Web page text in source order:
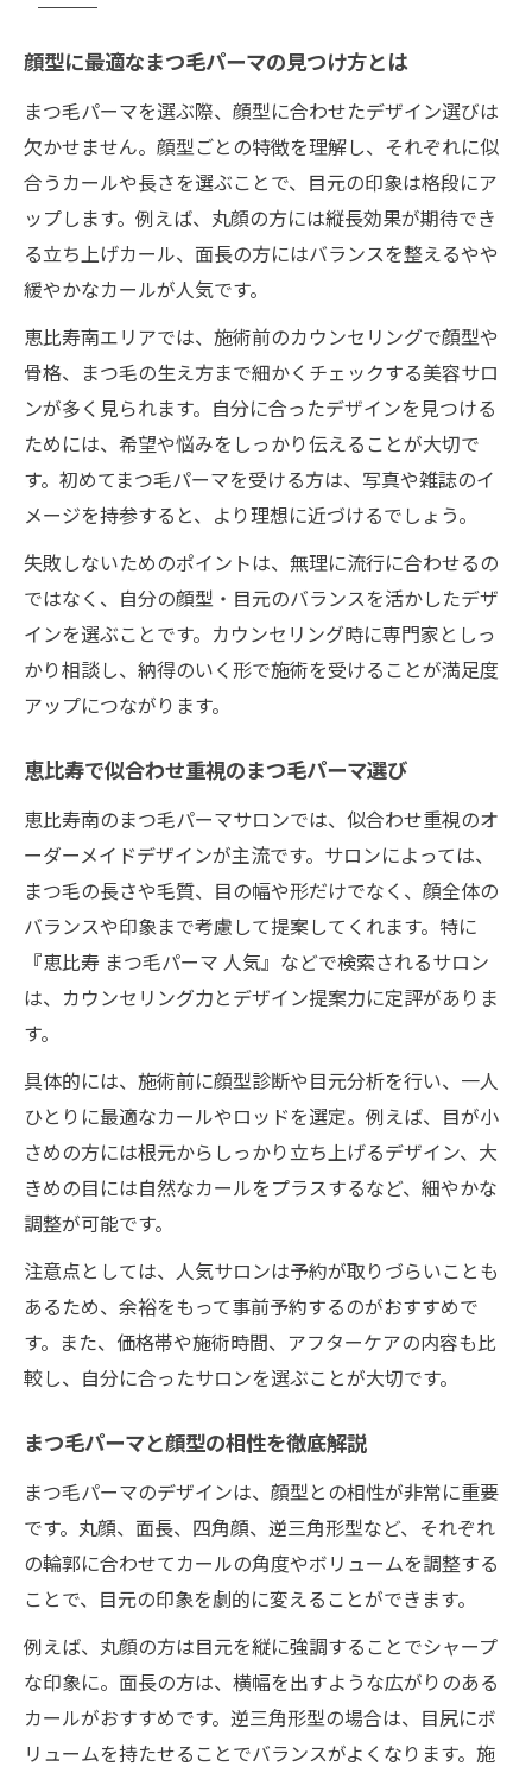
顔型に最適なまつ毛パーマの見つけ方とは
まつ毛パーマを選ぶ際、顔型に合わせたデザイン選びは
欠かせません。顔型ごとの特徴を理解し、それぞれに似
合うカールや長さを選ぶことで、目元の印象は格段にア
ップします。例えば、丸顔の方には縦長効果が期待でき
る立ち上げカール、面長の方にはバランスを整えるやや
緩やかなカールが人気です。
恵比寿南エリアでは、施術前のカウンセリングで顔型や
骨格、まつ毛の生え方まで細かくチェックする美容サロ
ンが多く見られます。自分に合ったデザインを見つける
ためには、希望や悩みをしっかり伝えることが大切で
す。初めてまつ毛パーマを受ける方は、写真や雑誌のイ
メージを持参すると、より理想に近づけるでしょう。
失敗しないためのポイントは、無理に流行に合わせるの
ではなく、自分の顔型・目元のバランスを活かしたデザ
インを選ぶことです。カウンセリング時に専門家としっ
かり相談し、納得のいく形で施術を受けることが満足度
アップにつながります。
恵比寿で似合わせ重視のまつ毛パーマ選び
恵比寿南のまつ毛パーマサロンでは、似合わせ重視のオ
ーダーメイドデザインが主流です。サロンによっては、
まつ毛の長さや毛質、目の幅や形だけでなく、顔全体の
バランスや印象まで考慮して提案してくれます。特に
『恵比寿 まつ毛パーマ 人気』などで検索されるサロン
は、カウンセリング力とデザイン提案力に定評がありま
す。
具体的には、施術前に顔型診断や目元分析を行い、一人
ひとりに最適なカールやロッドを選定。例えば、目が小
さめの方には根元からしっかり立ち上げるデザイン、大
きめの目には自然なカールをプラスするなど、細やかな
調整が可能です。
注意点としては、人気サロンは予約が取りづらいことも
あるため、余裕をもって事前予約するのがおすすめで
す。また、価格帯や施術時間、アフターケアの内容も比
較し、自分に合ったサロンを選ぶことが大切です。
まつ毛パーマと顔型の相性を徹底解説
まつ毛パーマのデザインは、顔型との相性が非常に重要
です。丸顔、面長、四角顔、逆三角形型など、それぞれ
の輪郭に合わせてカールの角度やボリュームを調整する
ことで、目元の印象を劇的に変えることができます。
例えば、丸顔の方は目元を縦に強調することでシャープ
な印象に。面長の方は、横幅を出すような広がりのある
カールがおすすめです。逆三角形型の場合は、目尻にボ
リュームを持たせることでバランスがよくなります。施